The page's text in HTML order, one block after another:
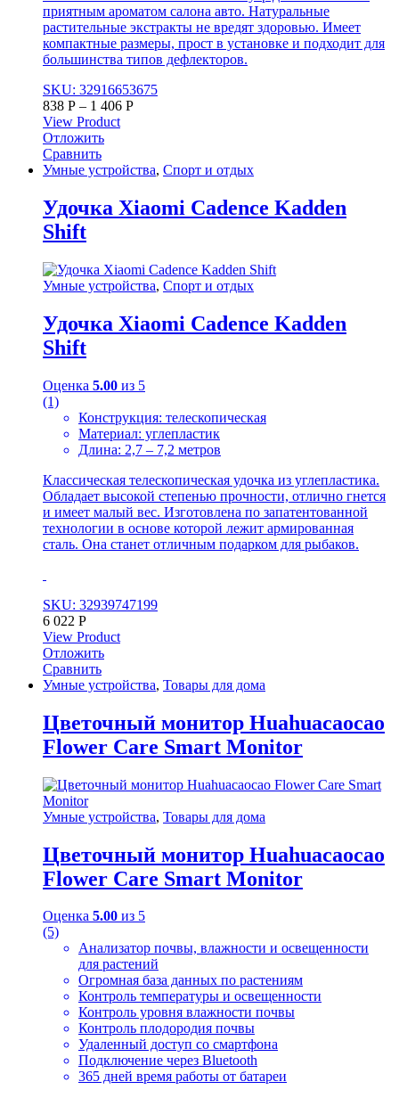
приятным ароматом салона авто. Натуральные
растительные экстракты не вредят здоровью. Имеет
компактные размеры, прост в установке и подходит для
большинства типов дефлекторов.
SKU: 32916653675
838 Р – 1 406 Р
View Product
Отложить
Сравнить
Умные устройства, Спорт и отдых
Удочка Xiaomi Cadence Kadden
Shift
Умные устройства, Спорт и отдых
Удочка Xiaomi Cadence Kadden
Shift
Оценка 5.00 из 5
(1)
Конструкция: телескопическая
Материал: углепластик
Длина: 2,7 – 7,2 метров
Классическая телескопическая удочка из углепластика.
Обладает высокой степенью прочности, отлично гнется
и имеет малый вес. Изготовлена по запатентованной
технологии в основе которой лежит армированная
сталь. Она станет отличным подарком для рыбаков.
SKU: 32939747199
6 022 Р
View Product
Отложить
Сравнить
Умные устройства, Товары для дома
Цветочный монитор Huahuacaocao
Flower Care Smart Monitor
Умные устройства, Товары для дома
Цветочный монитор Huahuacaocao
Flower Care Smart Monitor
Оценка 5.00 из 5
(5)
Анализатор почвы, влажности и освещенности
для растений
Огромная база данных по растениям
Контроль температуры и освещенности
Контроль уровня влажности почвы
Контроль плодородия почвы
Удаленный доступ со смартфона
Подключение через Bluetooth
365 дней время работы от батареи